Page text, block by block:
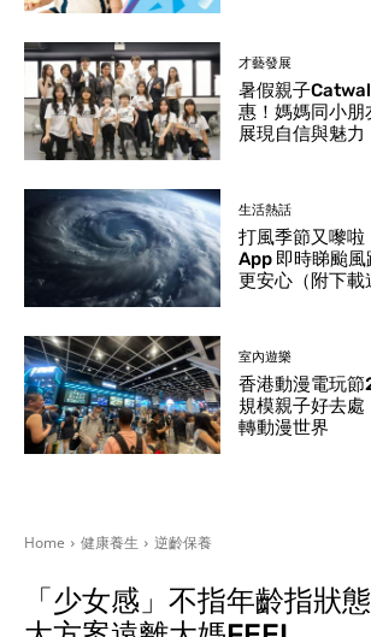
才藝發展
暑假親子
惠！媽媽同小朋
展現自信與魅力
生活熱話
打風季節又嚟
App 即時睇颱
更安心（附下載
室內遊樂
香港動漫電玩
規模親子好去
轉動漫世界